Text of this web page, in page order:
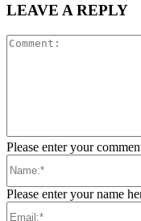
LEAVE A REPLY
Please enter your
Please enter your name